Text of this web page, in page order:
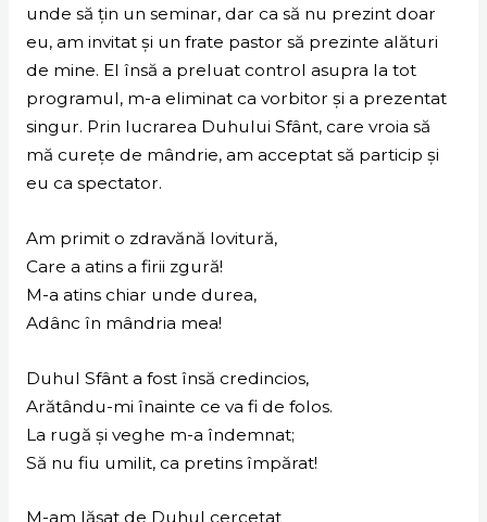
unde să țin un seminar, dar ca să nu prezint doar
eu, am invitat și un frate pastor să prezinte alături
de mine. El însă a preluat control asupra la tot
programul, m-a eliminat ca vorbitor și a prezentat
singur. Prin lucrarea Duhului Sfânt, care vroia să
mă curețe de mândrie, am acceptat să particip și
eu ca spectator.
Am primit o zdravănă lovitură,
Care a atins a firii zgură!
M-a atins chiar unde durea,
Adânc în mândria mea!
Duhul Sfânt a fost însă credincios,
Arătându-mi înainte ce va fi de folos.
La rugă și veghe m-a îndemnat;
Să nu fiu umilit, ca pretins împărat!
M-am lăsat de Duhul cercetat